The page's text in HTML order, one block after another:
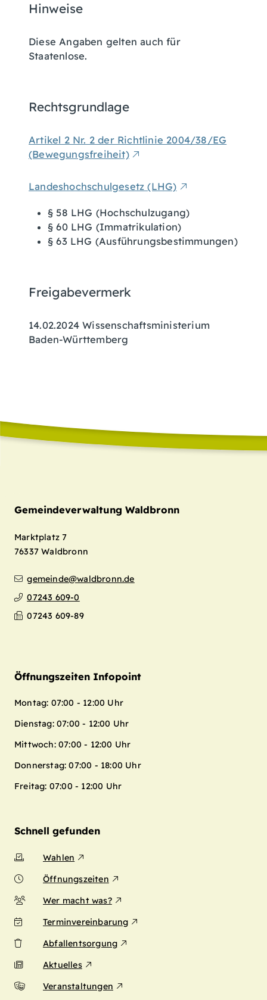
Hinweise
Diese Angaben gelten auch für
Staatenlose.
Rechtsgrundlage
Artikel 2 Nr. 2 der Richtlinie 2004/38/EG
(Bewegungsfreiheit)
Landeshochschulgesetz (LHG)
§ 58 LHG (Hochschulzugang)
§ 60 LHG (Immatrikulation)
§ 63 LHG (Ausführungsbestimmungen)
Freigabevermerk
14.02.2024 Wissenschaftsministerium
Baden-Württemberg
Gemeindeverwaltung Waldbronn
Marktplatz 7
76337 Waldbronn
gemeinde@waldbronn.de
07243 609-0
07243 609-89
Öffnungszeiten Infopoint
Montag: 07:00 - 12:00 Uhr
Dienstag: 07:00 - 12:00 Uhr
Mittwoch: 07:00 - 12:00 Uhr
Donnerstag: 07:00 - 18:00 Uhr
Freitag: 07:00 - 12:00 Uhr
Schnell gefunden
Wahlen
Öffnungszeiten
Wer macht was?
Terminvereinbarung
Abfallentsorgung
Aktuelles
Veranstaltungen